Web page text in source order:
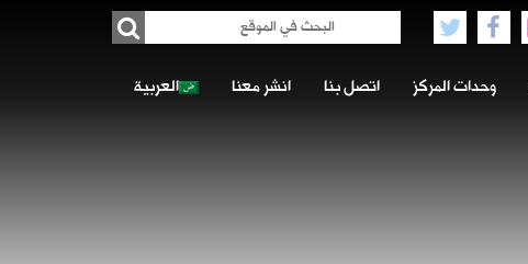
وحدات المركز اتصل بنا انشر معنا العربية